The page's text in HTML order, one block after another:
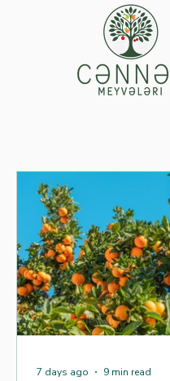
7 days ago 9 min read